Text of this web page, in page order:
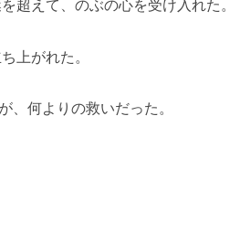
超えて、のぶの心を受け入れた。
上がれた。
、何よりの救いだった。